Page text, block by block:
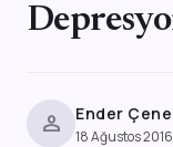
person Ender Çene
18 Ağustos 2016